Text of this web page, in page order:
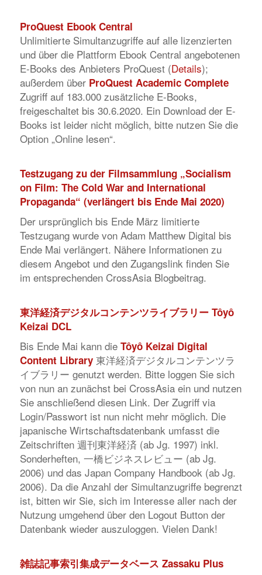
ProQuest Ebook Central
Unlimitierte Simultanzugriffe auf alle lizenzierten
und über die Plattform Ebook Central angebotenen
E-Books des Anbieters ProQuest (Details);
außerdem über ProQuest Academic Complete
Zugriff auf 183.000 zusätzliche E-Books,
freigeschaltet bis 30.6.2020. Ein Download der E-
Books ist leider nicht möglich, bitte nutzen Sie die
Option „Online lesen“.
Testzugang zu der Filmsammlung „Socialism
on Film: The Cold War and International
Propaganda“ (verlängert bis Ende Mai 2020)
Der ursprünglich bis Ende März limitierte
Testzugang wurde von Adam Matthew Digital bis
Ende Mai verlängert. Nähere Informationen zu
diesem Angebot und den Zugangslink finden Sie
im entsprechenden CrossAsia Blogbeitrag.
東洋経済デジタルコンテンツライブラリーTôyô
Keizai DCL
Bis Ende Mai kann die Tôyô Keizai Digital
Content Library東洋経済デジタルコンテンツラ
イブラリー genutzt werden. Bitte loggen Sie sich
von nun an zunächst bei CrossAsia ein und nutzen
Sie anschließend diesen Link. Der Zugriff via
Login/Passwort ist nun nicht mehr möglich. Die
japanische Wirtschaftsdatenbank umfasst die
Zeitschriften 週刊東洋経済 (ab Jg. 1997) inkl.
Sonderheften, 一橋ビジネスレビュー (ab Jg.
2006) und das Japan Company Handbook (ab Jg.
2006). Da die Anzahl der Simultanzugriffe begrenzt
ist, bitten wir Sie, sich im Interesse aller nach der
Nutzung umgehend über den Logout Button der
Datenbank wieder auszuloggen. Vielen Dank!
雑誌記事索引集成データベース Zassaku Plus